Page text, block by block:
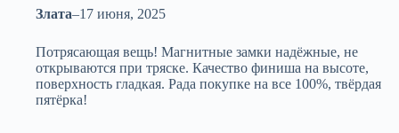
Злата–17 июня, 2025
Потрясающая вещь! Магнитные замки надёжные, не
открываются при тряске. Качество финиша на высоте,
поверхность гладкая. Рада покупке на все 100%, твёрдая
пятёрка!